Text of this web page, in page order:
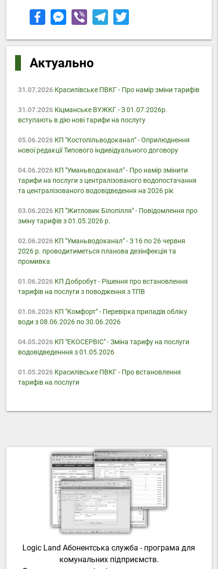
Актуально
31.07.2026Красилівське ПВКГ - Про намір зміни тарифів
31.07.2026Кіцманське ВУЖКГ - З 01.07.2026р.
вступають в дію нові тарифи на послугу
05.06.2026КП "Костопільводоканал" - Оприлюднення
нової редакції Типового індивідуального договору
04.06.2026КП "Уманьводоканал" - Про намір змінити
тарифи на послуги з централізованого водопостачання
та централізованого водовідведення на 2026 рік
03.06.2026КП "Житловик Білопілля" - Повідомлення про
зміну тарифів з 01.05.2026 р.
02.06.2026КП "Уманьводоканал" - З 16 по 26 червня
2026 р. проводитиметься планова дезінфекція та
промивка
01.06.2026КП Добробут - Pішення про встановлення
тарифів на послуги з поводження з ТПВ
01.06.2026КП "Комфорт" - Перевірка приладів обліку
води з 08.06.2026 по 30.06.2026
04.05.2026КП "ЕКОСЕРВІС" - Зміна тарифу на послуги
водовідведенння з 01.05.2026
01.05.2026Красилівське ПВКГ - Про встановлення
тарифів на послуги
Logic Land Абонентська служба - програма для
комунальних підприємств.